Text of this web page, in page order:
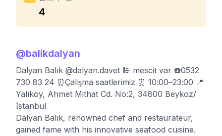
4
@balikdalyan
Dalyan Balık @dalyan.davet 🕌 mescit var ☎️0532
730 83 24 ⏰Çalışma saatlerimiz ⏰ 10:00–23:00 📍
Yalıköy, Ahmet Mithat Cd. No:2, 34800 Beykoz/
İstanbul
Dalyan Balık, renowned chef and restaurateur,
gained fame with his innovative seafood cuisine.